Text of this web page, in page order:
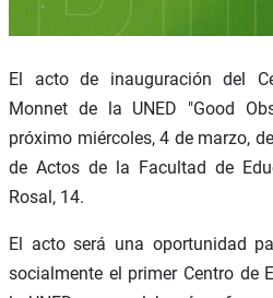
El acto de inauguración del
Monnet de la UNED "Good
próximo miércoles, 4 de marzo,
de Actos de la Facultad de
Rosal, 14.
El acto será una oportunidad
socialmente el primer Centro de